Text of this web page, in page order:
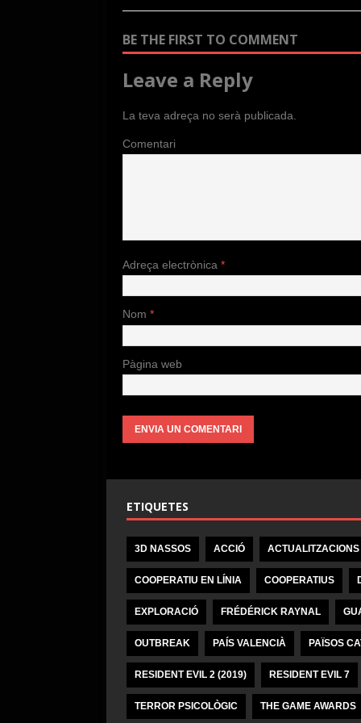
BE THE FIRST TO COMMENT
Leave a Reply
La teva adreça no serà publicada.
Comentari
Adreça electrònica *
Nom *
Pàgina web
ETIQUETES
3D NASSOS ACCIÓ
COOPERATIU EN LÍNIA COOPERATIUS
EXPLORACIÓ FRÉDÉRICK RAYNAL
OUTBREAK PAÍS VALENCIÀ PAÏSOS
RESIDENT EVIL 2 (2019) RESIDENT EVIL 7
TERROR PSICOLÒGIC THE GAME AWARDS